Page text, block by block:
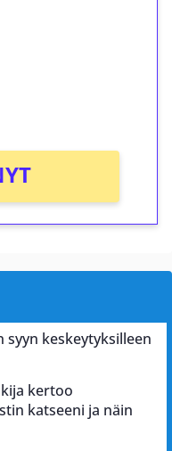
keskeytyksilleen
kertoo
katseeni ja näin